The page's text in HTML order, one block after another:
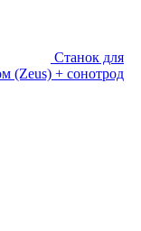
Станок для
(Zeus) + сонотрод